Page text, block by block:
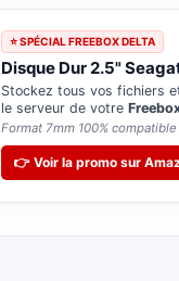
⭐ SPÉCIAL FREEBOX DELTA
Disque Dur 2.5"
Stockez tous vos fichiers
le serveur de votre
Format 7mm 100%
👉 Voir la promo sur